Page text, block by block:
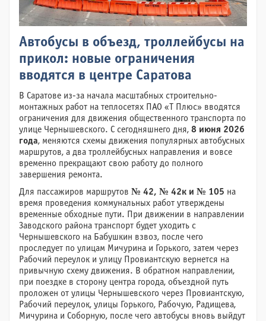
Автобусы в объезд, троллейбусы на
прикол: новые ограничения
вводятся в центре Саратова
В Саратове из-за начала масштабных строительно-
монтажных работ на теплосетях ПАО «Т Плюс» вводятся
ограничения для движения общественного транспорта по
улице Чернышевского. С сегодняшнего дня, 8 июня 2026
года, меняются схемы движения популярных автобусных
маршрутов, а два троллейбусных направления и вовсе
временно прекращают свою работу до полного
завершения ремонта.
Для пассажиров маршрутов № 42, № 42к и № 105 на
время проведения коммунальных работ утверждены
временные обходные пути. При движении в направлении
Заводского района транспорт будет уходить с
Чернышевского на Бабушкин взвоз, после чего
проследует по улицам Мичурина и Горького, затем через
Рабочий переулок и улицу Провиантскую вернется на
привычную схему движения. В обратном направлении,
при поездке в сторону центра города, объездной путь
проложен от улицы Чернышевского через Провиантскую,
Рабочий переулок, улицы Горького, Рабочую, Радищева,
Мичурина и Соборную, после чего автобусы вновь выйдут